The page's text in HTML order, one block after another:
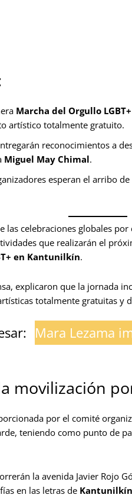
Marcha del Orgullo
artístico totalmente gratuito.
reconocimientos a
Miguel May Chimal.
esperan el arribo
las celebraciones globales por
que realizarán el
en Kantunilkín.
explicaron que la jornada
totalmente gratuitas y
Mara Lezama
movilización
por el comité
teniendo como punto de
la avenida Javier Rojo
en las letras de Kantunilkín